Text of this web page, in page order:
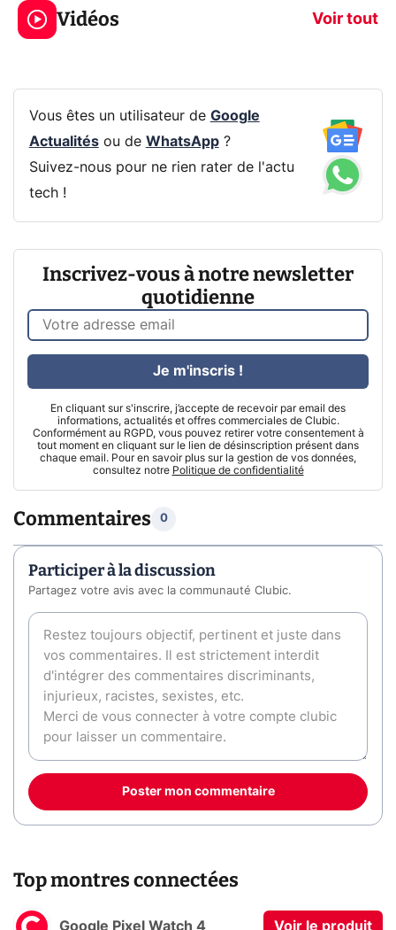
Vidéos Voir tout
CQ32G4ZA !
prochaine
Vous êtes un utilisateur de Google
Actualitésou de WhatsApp?
Suivez-nous pour ne rien rater de l'actu
tech !
Inscrivez-vous à notre newsletter
quotidienne
En cliquant sur s'inscrire, j’accepte de recevoir par email des
informations, actualités et offres commerciales de Clubic.
Conformément au RGPD, vous pouvez retirer votre consentement à
tout moment en cliquant sur le lien de désinscription présent dans
chaque email. Pour en savoir plus sur la gestion de vos données,
consultez notre Politique de confidentialité
Je m'inscris !
Commentaires 0
Participer à la discussion
Partagez votre avis avec la communauté Clubic.
Poster mon commentaire
Top montres connectées
Google Pixel Watch 4 Voir le produit